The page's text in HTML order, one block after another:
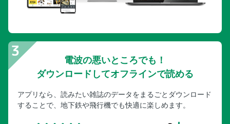
電波の悪いところでも！
ダウンロードしてオフラインで読める
アプリなら、読みたい雑誌のデータをまるごとダウンロード
することで、地下鉄や飛行機でも快適に楽しめます。